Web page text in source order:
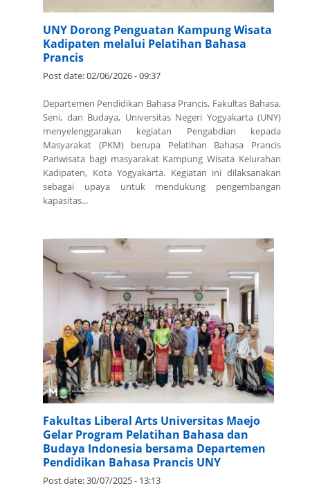
UNY Dorong Penguatan Kampung Wisata
Kadipaten melalui Pelatihan Bahasa
Prancis
Post date:02/06/2026 - 09:37
Departemen Pendidikan Bahasa Prancis, Fakultas Bahasa,
Seni, dan Budaya, Universitas Negeri Yogyakarta (UNY)
menyelenggarakan kegiatan Pengabdian kepada
Masyarakat (PKM) berupa Pelatihan Bahasa Prancis
Pariwisata bagi masyarakat Kampung Wisata Kelurahan
Kadipaten, Kota Yogyakarta. Kegiatan ini dilaksanakan
sebagai upaya untuk mendukung pengembangan
kapasitas...
Fakultas Liberal Arts Universitas Maejo
Gelar Program Pelatihan Bahasa dan
Budaya Indonesia bersama Departemen
Pendidikan Bahasa Prancis UNY
Post date:30/07/2025 - 13:13